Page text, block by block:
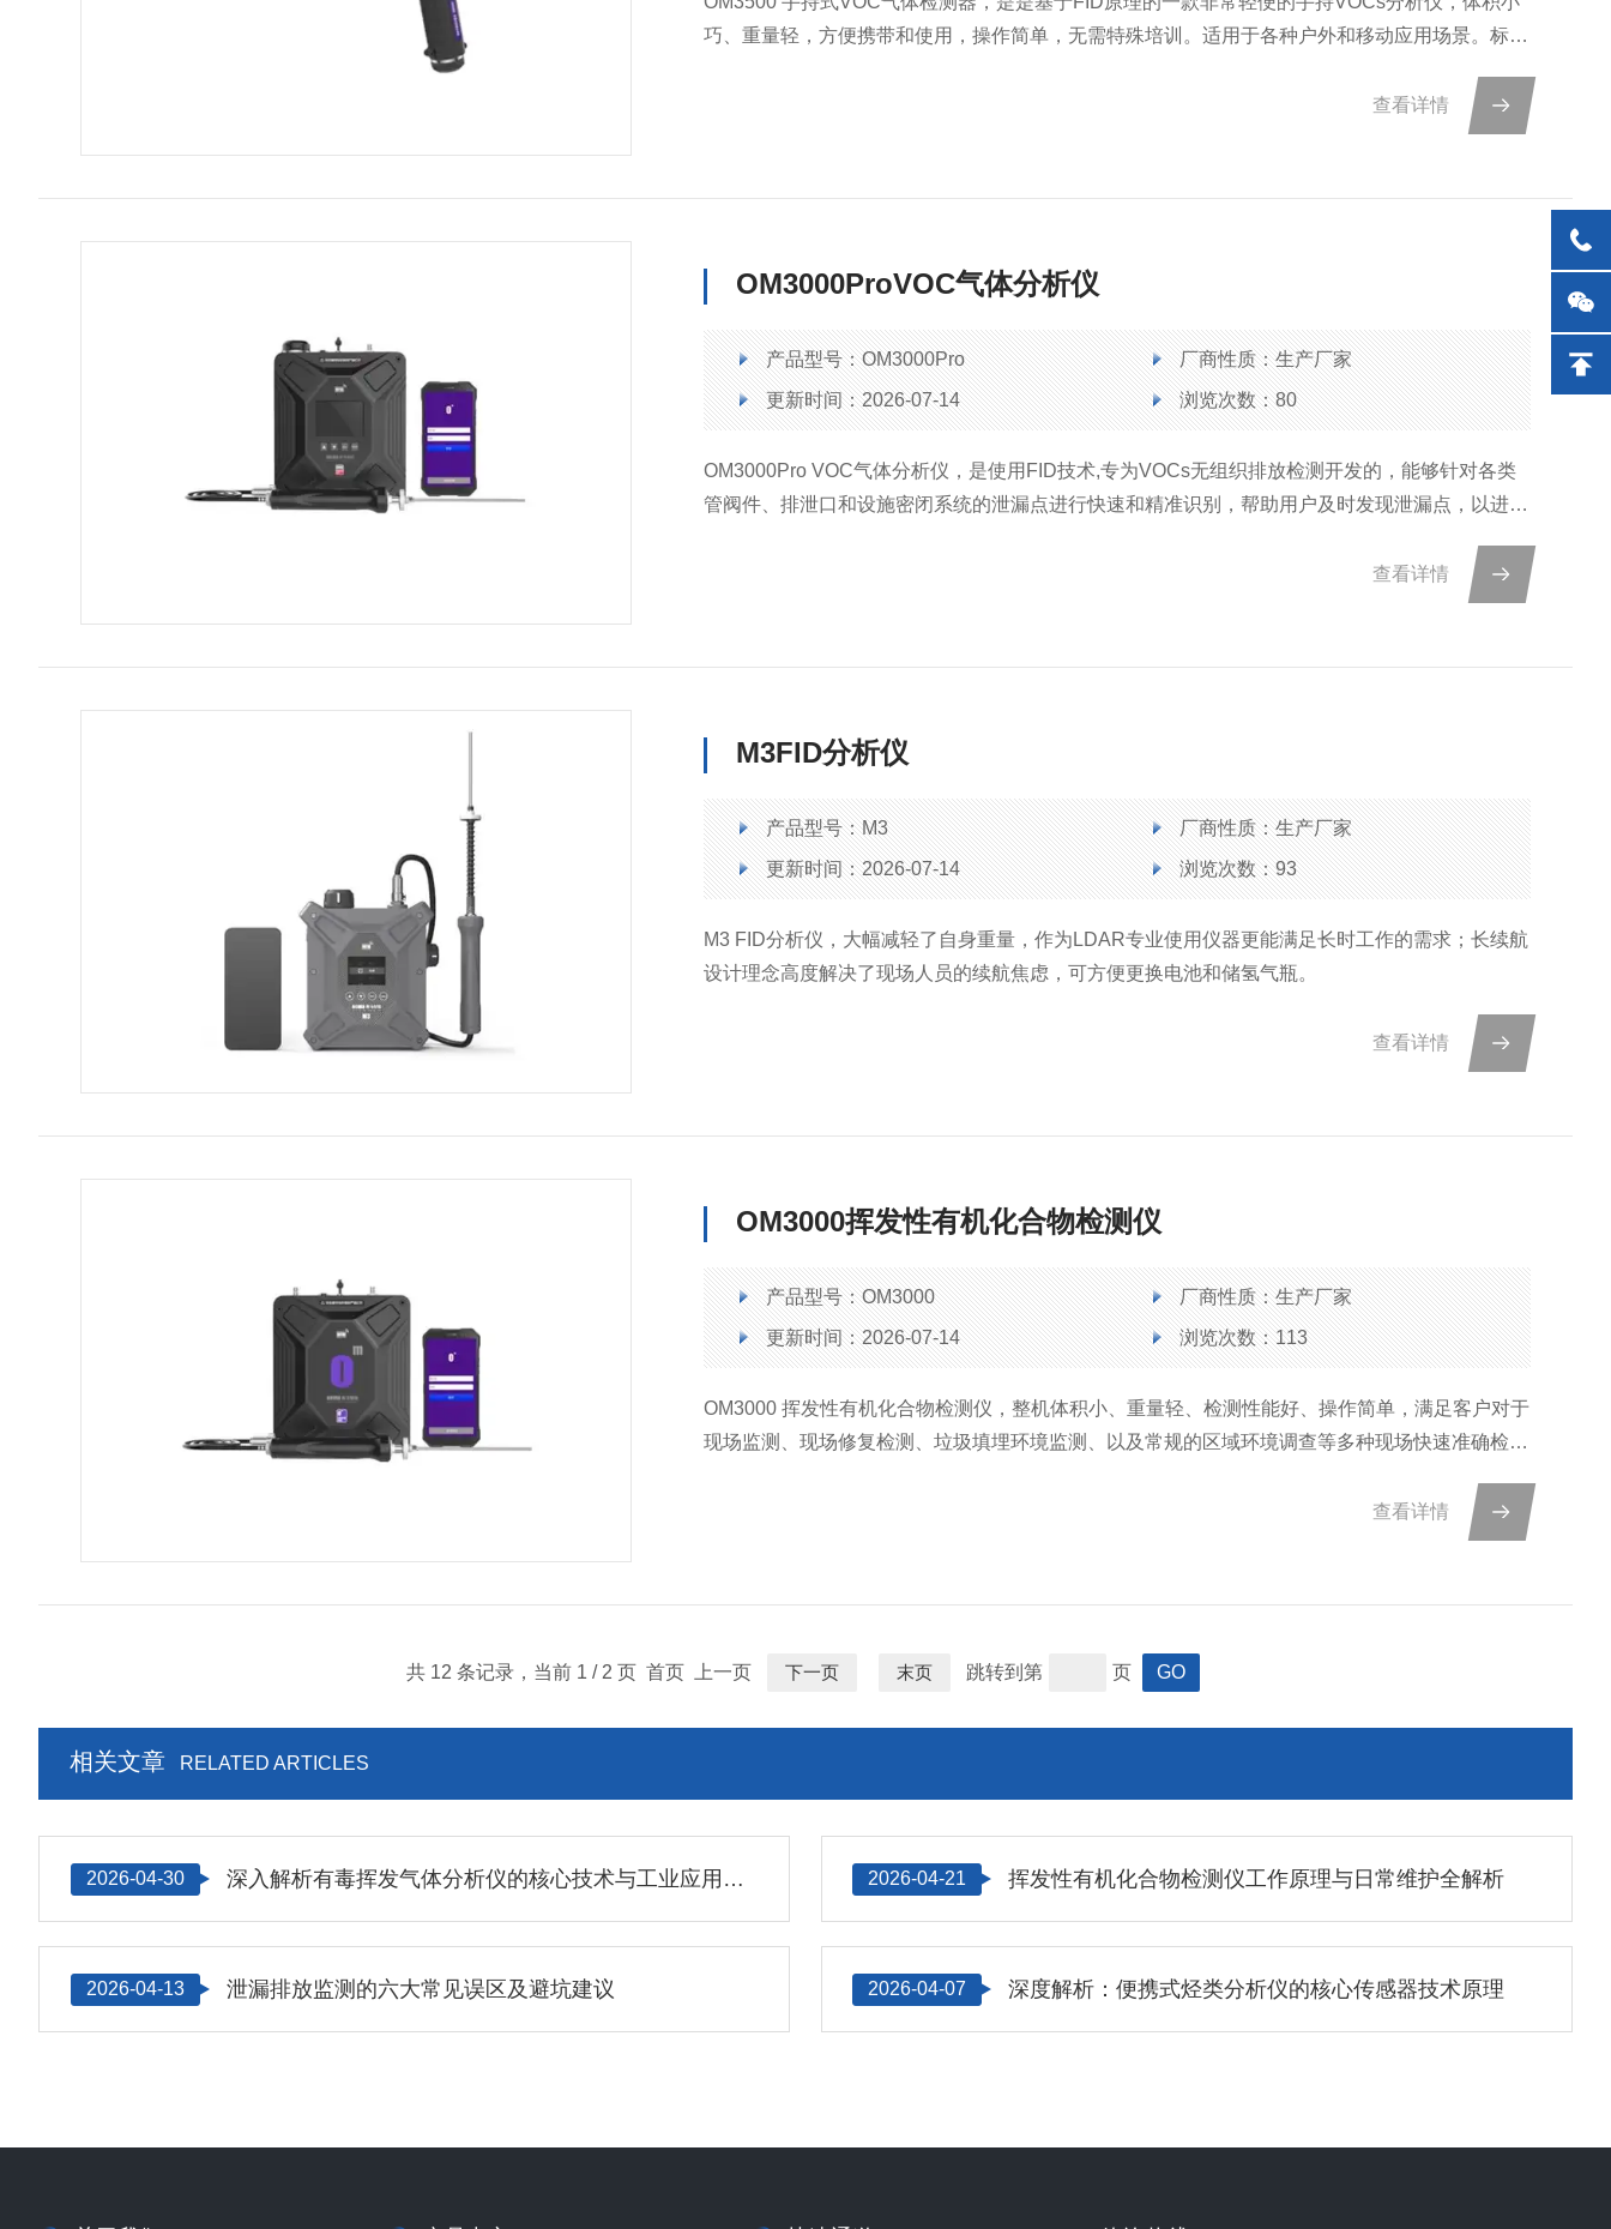
巧、重量轻，方便携带和使用，操作简单，无需特殊培训。适用于各种户外和移动应用场景。标配
查看详情
OM3000ProVOC气体分析仪
产品型号：OM3000Pro
厂商性质：生产厂家
更新时间：2026-07-14
浏览次数：80
OM3000Pro VOC气体分析仪，是使用FID技术,专为VOCs无组织排放检测开发的，能够针对各类
管阀件、排泄口和设施密闭系统的泄漏点进行快速和精准识别，帮助用户及时发现泄漏点，以进行
查看详情
M3FID分析仪
产品型号：M3
厂商性质：生产厂家
更新时间：2026-07-14
浏览次数：93
M3 FID分析仪，大幅减轻了自身重量，作为LDAR专业使用仪器更能满足长时工作的需求；长续航
设计理念高度解决了现场人员的续航焦虑，可方便更换电池和储氢气瓶。
查看详情
OM3000挥发性有机化合物检测仪
产品型号：OM3000
厂商性质：生产厂家
更新时间：2026-07-14
浏览次数：113
OM3000 挥发性有机化合物检测仪，整机体积小、重量轻、检测性能好、操作简单，满足客户对于
现场监测、现场修复检测、垃圾填埋环境监测、以及常规的区域环境调查等多种现场快速准确检测
查看详情
共 12 条记录，当前 1 / 2 页 首页 上一页 下一页 末页 跳转到第 页
相关文章 RELATED ARTICLES
2026-04-30 深入解析有毒挥发气体分析仪的核心技术与工业应用实践 2026-04-21 挥发性有机化合物检测仪工作原理与日常维护全解析
2026-04-13 泄漏排放监测的六大常见误区及避坑建议 2026-04-07 深度解析：便携式烃类分析仪的核心传感器技术原理